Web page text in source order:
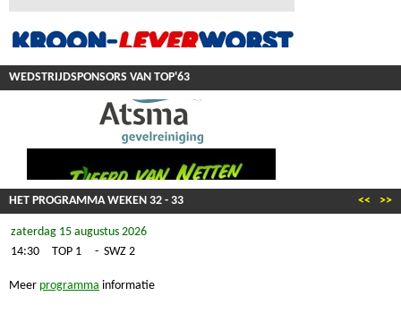
WEDSTRIJDSPONSORS VAN TOP'63
HET PROGRAMMA WEKEN 32 - 33 >>
<<
zaterdag 15 augustus 2026
14:30
TOP 1 - SWZ 2
Meer programma informatie